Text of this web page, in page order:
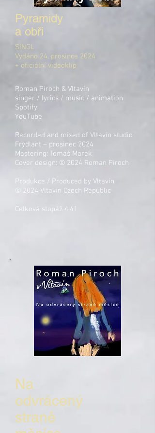
Pyramidy
a obři
SINGL
Vydáno 24. prosince 2024
+ oficiální videoklip
Roman Piroch & Vltavín
singer / lyrics / music / animation
Spotify
YouTube
Recorded and mixed of Vltavín studio
Frýdlant – prosinec 2024
Mastering: Tomáš Marek
Cover design: © 2024 Roman Piroch
Produkce / Produced by Vltavín
© 2024 Vltavín Czech Republic
Celková stopáž 4:41
Na
odvrácený
straně